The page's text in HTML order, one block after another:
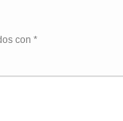
con *